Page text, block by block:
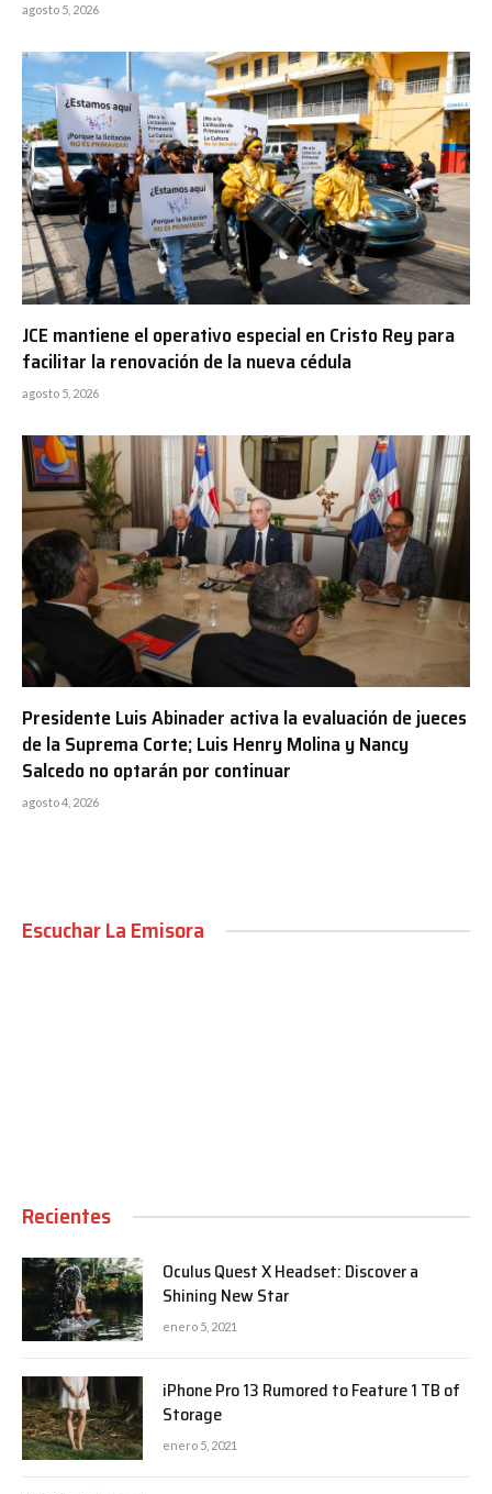
agosto 5, 2026
JCE mantiene el operativo especial en Cristo Rey para
facilitar la renovación de la nueva cédula
agosto 5, 2026
Presidente Luis Abinader activa la evaluación de jueces
de la Suprema Corte; Luis Henry Molina y Nancy
Salcedo no optarán por continuar
agosto 4, 2026
Escuchar La Emisora
Recientes
Oculus Quest X Headset: Discover a
Shining New Star
enero 5, 2021
iPhone Pro 13 Rumored to Feature 1 TB of
Storage
enero 5, 2021